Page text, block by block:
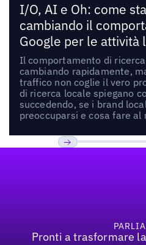
I/O, AI e Oh: come
cambiando il
Google per le attività
Il comportamento di
cambiando rapidamente,
traffico non coglie il vero
di ricerca locale spiegano
succedendo, se i brand
preoccuparsi e cosa fare al
Pronti a trasformare